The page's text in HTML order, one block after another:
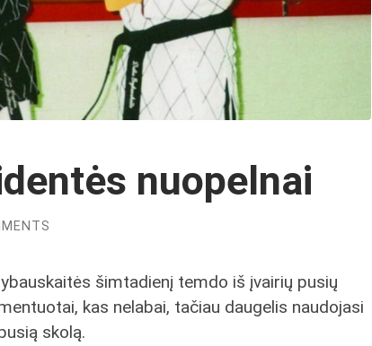
nuopelnai
šimtadienį temdo iš įvairių pusių
kas nelabai, tačiau daugelis naudojasi
skolą.